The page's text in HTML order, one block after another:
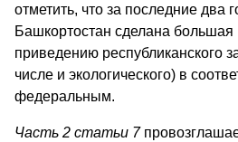
отметить, что за последние два
Башкортостан сделана большая
приведению республиканского
числе и экологического) в
федеральным.
Часть 2 статьи 7